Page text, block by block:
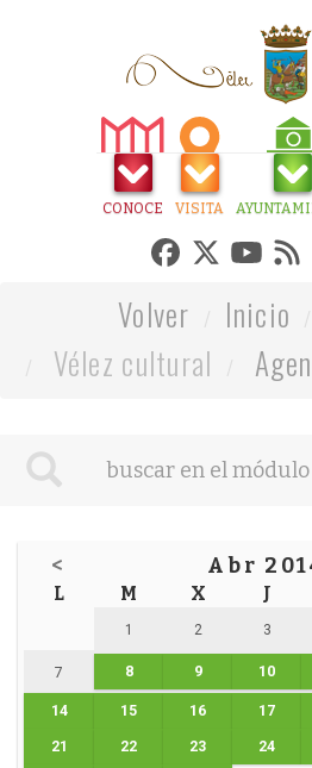
CONOCE VISITA
Volver Inicio
Vélez cultural
< Abr
L M X J
1 2 3
7 8 9 10
14 15 16 17
21 22 23 24